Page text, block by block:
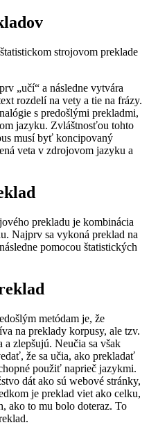
strojovom preklade
„učí“ a následne vytvára
rozdelí na vety a tie na frázy.
s predošlými prekladmi,
jazyku. Zvláštnosťou tohto
musí byť koncipovaný
veta v zdrojovom jazyku a
prekladu je kombinácia
Najprv sa vykoná preklad na
pomocou štatistických
metódam je, že
na preklady korpusy, ale tzv.
a zlepšujú. Neučia sa však
že sa učia, ako prekladať
použiť naprieč jazykmi.
dát ako sú webové stránky,
je preklad viet ako celku,
ako to mu bolo doteraz. To